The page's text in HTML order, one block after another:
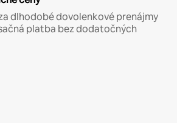
dlhodobé dovolenkové prenájmy
platba bez dodatočných